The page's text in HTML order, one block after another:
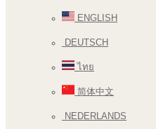
ENGLISH
DEUTSCH
ไทย
简体中文
NEDERLANDS